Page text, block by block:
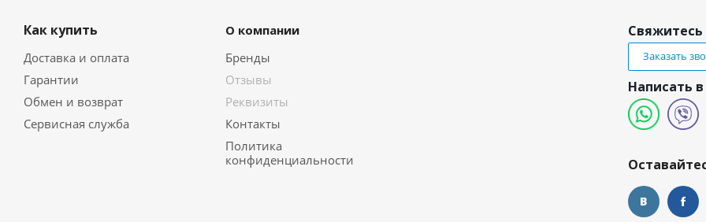
Как купить
Доставка и оплата
Гарантии
Обмен и возврат
Сервисная служба
О компании
Бренды
Отзывы
Реквизиты
Контакты
Политика
конфиденциальности
Свяжитесь
Заказать
Написать